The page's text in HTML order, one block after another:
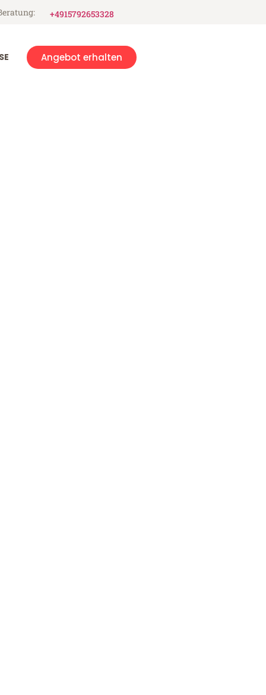
+4915792653328
Angebot erhalten